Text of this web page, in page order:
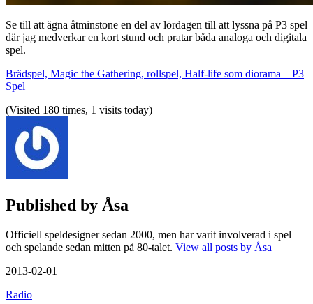
Se till att ägna åtminstone en del av lördagen till att lyssna på P3 spel
där jag medverkar en kort stund och pratar båda analoga och digitala
spel.
Brädspel, Magic the Gathering, rollspel, Half-life som diorama – P3
Spel
(Visited 180 times, 1 visits today)
Published by Åsa
Officiell speldesigner sedan 2000, men har varit involverad i spel
och spelande sedan mitten på 80-talet. View all posts by Åsa
2013-02-01
Radio